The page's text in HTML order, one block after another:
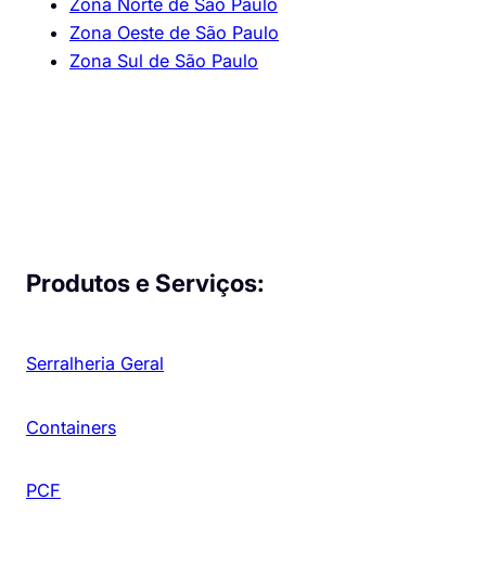
Zona Norte de São Paulo
Zona Oeste de São Paulo
Zona Sul de São Paulo
Produtos e Serviços:
Serralheria Geral
Containers
PCF